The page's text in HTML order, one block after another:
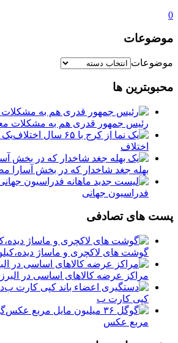
0
موضوعات
موضوعات
محبوبترین ها
رئیس جمهور قدری هم به مشکلات
اختلاف
بهله جغد شاخدار که در بخش آسارا
فدراسیون جهانی
پست های تصادفی
گوشت های لاکچری و ماساژ
مراکز عرضه کالاهای اساسی در
کپی کارت ب
مربع عکس